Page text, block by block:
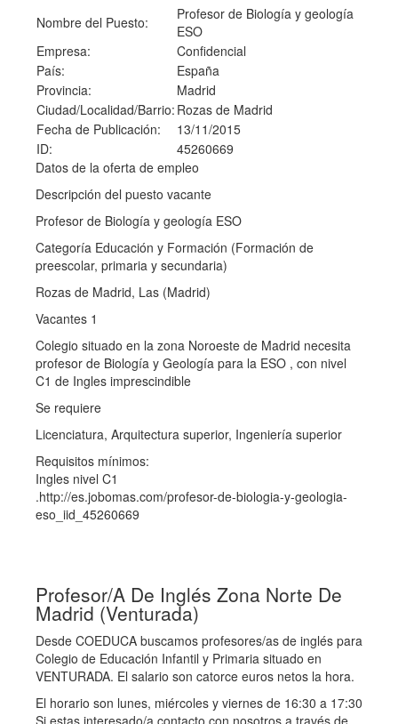
Nombre del Puesto:
Profesor de Biología y geología
ESO
Empresa:
Confidencial
País:
España
Provincia:
Madrid
Ciudad/Localidad/Barrio: Rozas de Madrid
Fecha de Publicación:
13/11/2015
ID:
45260669
Datos de la oferta de empleo
Descripción del puesto vacante
Profesor de Biología y geología ESO
Categoría Educación y Formación (Formación de
preescolar, primaria y secundaria)
Rozas de Madrid, Las (Madrid)
Vacantes 1
Colegio situado en la zona Noroeste de Madrid necesita
profesor de Biología y Geología para la ESO , con nivel
C1 de Ingles imprescindible
Se requiere
Licenciatura, Arquitectura superior, Ingeniería superior
Requisitos mínimos:
Ingles nivel C1
.http://es.jobomas.com/profesor-de-biologia-y-geologia-
eso_iid_45260669
Profesor/A De Inglés Zona Norte De
Madrid (Venturada)
Desde COEDUCA buscamos profesores/as de inglés para
Colegio de Educación Infantil y Primaria situado en
VENTURADA. El salario son catorce euros netos la hora.
El horario son lunes, miércoles y viernes de 16:30 a 17:30
Si estas interesado/a contacto con nosotros a través de